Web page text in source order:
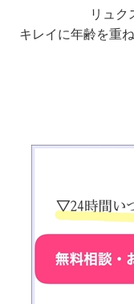
リュク
キレイに年齢を重